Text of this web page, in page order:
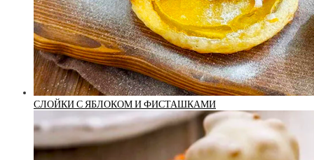
СЛОЙКИ С ЯБЛОКОМ И ФИСТАШКАМИ